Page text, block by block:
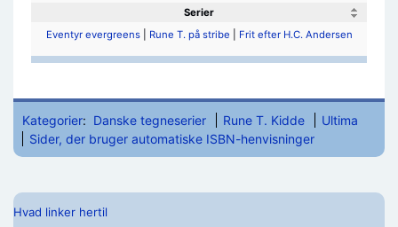
Serier
Eventyr evergreens| Rune T. på stribe Frit efter H.C. Andersen
Kategorier: Danske tegneserier Rune T. Kidde
Ultima
Sider, der bruger automatiske ISBN-henvisninger
Hvad linker hertil